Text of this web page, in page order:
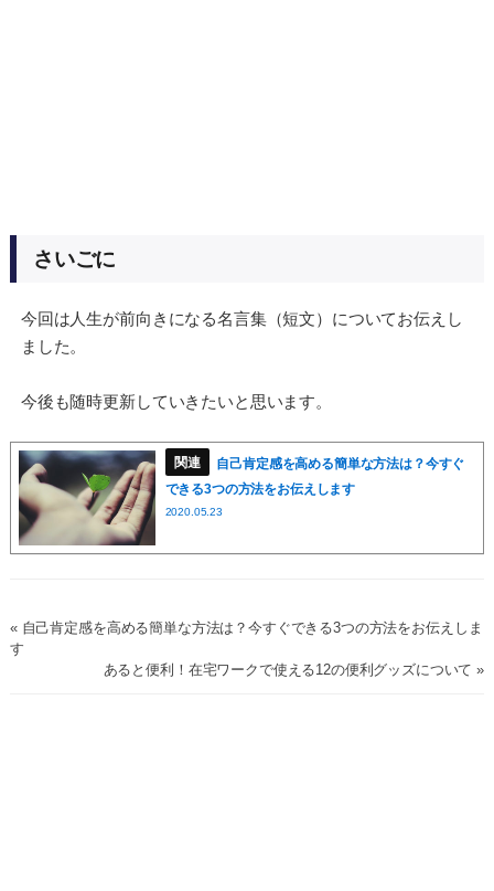
さいごに
今回は人生が前向きになる名言集（短文）についてお伝えし
ました。
今後も随時更新していきたいと思います。
自己肯定感を高める簡単な方法は？今すぐ
できる3つの方法をお伝えします
2020.05.23
« 自己肯定感を高める簡単な方法は？今すぐできる3つの方法をお伝えしま
す
あると便利！在宅ワークで使える12の便利グッズについて »